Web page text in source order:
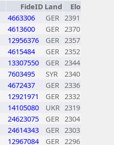
FideID Land
Elo
4663306 GER 2391
4613600 GER 2370
12956376 GER 2357
4615484 GER 2352
13307550 GER 2344
7603495 SYR
2340
4672437 GER 2336
12921971 GER 2332
14105080 UKR 2319
24623075 GER 2304
24614343 GER 2303
12967084 GER 2296